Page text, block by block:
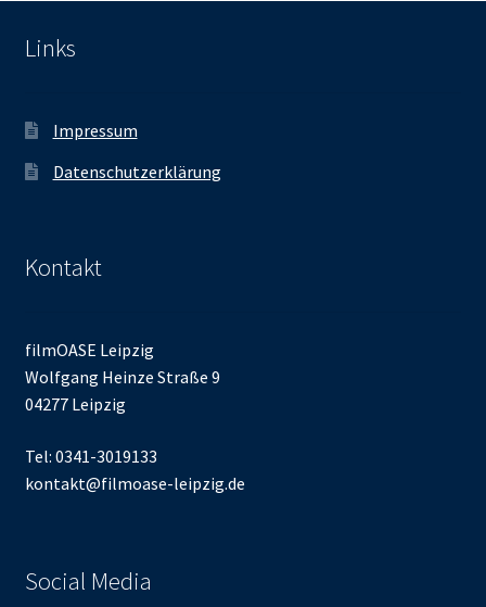
Links
Impressum
Datenschutzerklärung
Kontakt
filmOASE Leipzig
Wolfgang Heinze Straße 9
04277 Leipzig
Tel: 0341-3019133
kontakt@filmoase-leipzig.de
Social Media